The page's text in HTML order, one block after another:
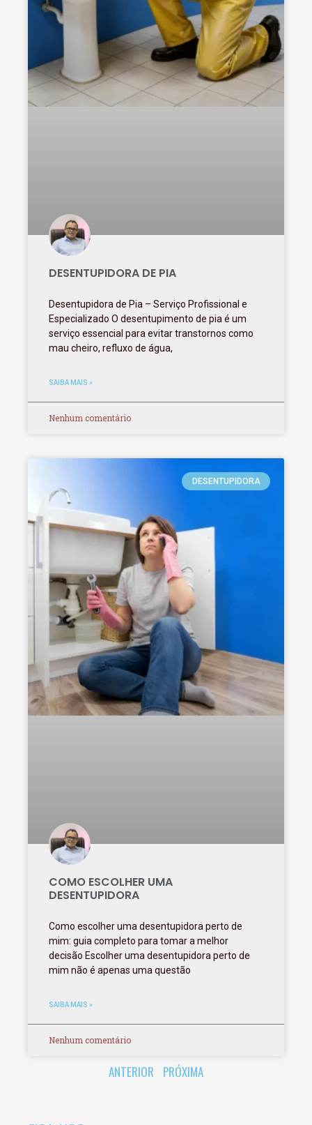
DESENTUPIDORA DE PIA
Desentupidora de Pia – Serviço Profissional e
Especializado O desentupimento de pia é um
serviço essencial para evitar transtornos como
mau cheiro, refluxo de água,
SAIBA MAIS »
Nenhum comentário
DESENTUPIDORA
COMO ESCOLHER UMA
DESENTUPIDORA
Como escolher uma desentupidora perto de
mim: guia completo para tomar a melhor
decisão Escolher uma desentupidora perto de
mim não é apenas uma questão
SAIBA MAIS »
Nenhum comentário
ANTERIOR PRÓXIMA